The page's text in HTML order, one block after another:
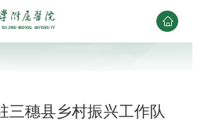

三穗县乡村振兴工作队